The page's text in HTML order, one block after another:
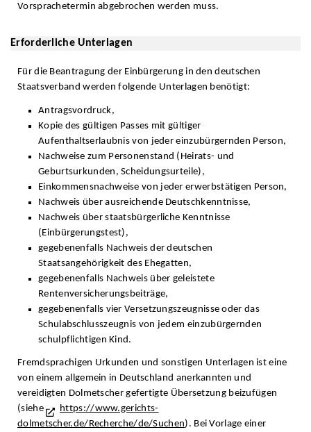
Vorsprachetermin abgebrochen werden muss.
Erforderliche Unterlagen
Für die Beantragung der Einbürgerung in den deutschen
Staatsverband werden folgende Unterlagen benötigt:
Antragsvordruck,
Kopie des gültigen Passes mit gültiger
Aufenthaltserlaubnis von jeder einzubürgernden Person,
Nachweise zum Personenstand (Heirats- und
Geburtsurkunden, Scheidungsurteile),
Einkommensnachweise von jeder erwerbstätigen Person,
Nachweis über ausreichende Deutschkenntnisse,
Nachweis über staatsbürgerliche Kenntnisse
(Einbürgerungstest),
gegebenenfalls Nachweis der deutschen
Staatsangehörigkeit des Ehegatten,
gegebenenfalls Nachweis über geleistete
Rentenversicherungsbeiträge,
gegebenenfalls vier Versetzungszeugnisse oder das
Schulabschlusszeugnis von jedem einzubürgernden
schulpflichtigen Kind.
Fremdsprachigen Urkunden und sonstigen Unterlagen ist eine
von einem allgemein in Deutschland anerkannten und
vereidigten Dolmetscher gefertigte Übersetzung beizufügen
(siehe
https://www.gerichts-
dolmetscher.de/Recherche/de/Suchen). Bei Vorlage einer